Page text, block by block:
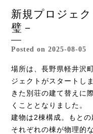
新規プロジェ
璧－
Posted on 2025-08-05
場所は、長野県軽井沢
ジェクトがスタートし
きた別荘の建て替えに
くこととなりました。
建物は2棟構成。もとの
それぞれの棟が物理的